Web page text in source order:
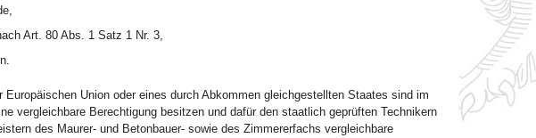
Art. 80 Abs. 1 Satz 1 Nr. 3,
Union oder eines durch Abkommen gleichgestellten Staates sind im
vergleichbare Berechtigung besitzen und dafür den staatlich geprüften Technikern
des Maurer- und Betonbauer- sowie des Zimmererfachs vergleichbare